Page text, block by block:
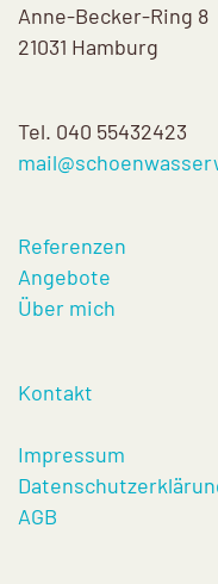
Anne-Becker-Ring 8
21031 Hamburg
Tel. 040 55432423
Referenzen
Angebote
Über mich
Kontakt
Impressum
AGB